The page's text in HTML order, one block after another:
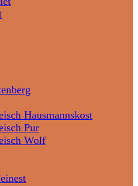
Hausmannskost
Pur
Wolf